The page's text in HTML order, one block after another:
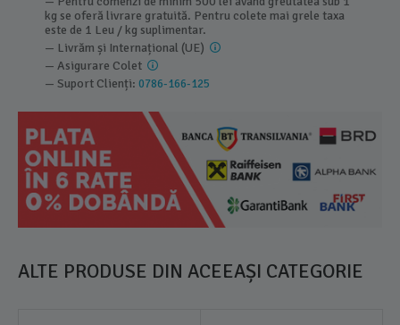
kg se oferă livrare gratuită. Pentru colete mai grele taxa
este de 1 Leu / kg suplimentar.
— Livrăm și Internațional (UE)
— Asigurare Colet
— Suport Clienți:0786-166-125
ALTE PRODUSE DIN ACEEAȘI CATEGORIE